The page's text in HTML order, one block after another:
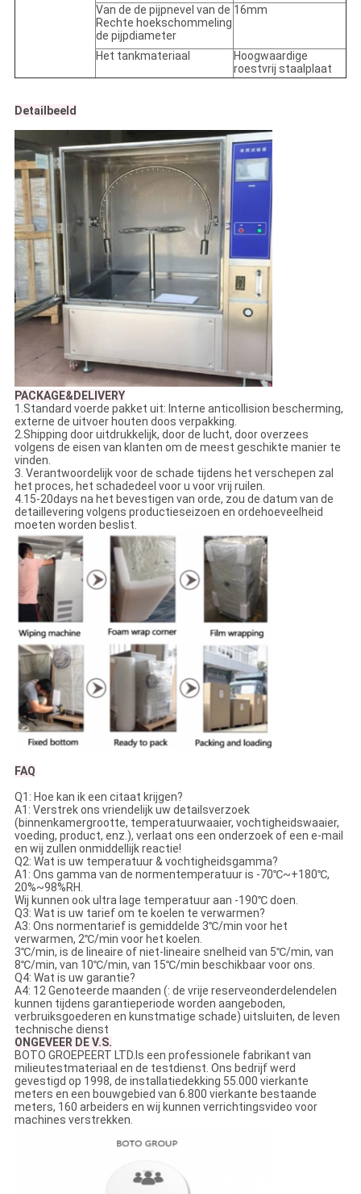
Van de de pijpnevel van de
Rechte hoekschommeling
de pijpdiameter
16mm
Het tankmateriaal
Hoogwaardige
roestvrij staalplaat
Detailbeeld
PACKAGE&DELIVERY
1.Standard voerde pakket uit: Interne anticollision bescherming,
externe de uitvoer houten doos verpakking.
2.Shipping door uitdrukkelijk, door de lucht, door overzees
volgens de eisen van klanten om de meest geschikte manier te
vinden.
3. Verantwoordelijk voor de schade tijdens het verschepen zal
het proces, het schadedeel voor u voor vrij ruilen.
4.15-20days na het bevestigen van orde, zou de datum van de
detaillevering volgens productieseizoen en ordehoeveelheid
moeten worden beslist.
FAQ
Q1: Hoe kan ik een citaat krijgen?
A1: Verstrek ons vriendelijk uw detailsverzoek
(binnenkamergrootte, temperatuurwaaier, vochtigheidswaaier,
voeding, product, enz.), verlaat ons een onderzoek of een e-mail
en wij zullen onmiddellijk reactie!
Q2: Wat is uw temperatuur & vochtigheidsgamma?
A1: Ons gamma van de normentemperatuur is -70℃~+180℃,
20%~98%RH.
Wij kunnen ook ultra lage temperatuur aan -190℃ doen.
Q3: Wat is uw tarief om te koelen te verwarmen?
A3: Ons normentarief is gemiddelde 3℃/min voor het
verwarmen, 2℃/min voor het koelen.
3℃/min, is de lineaire of niet-lineaire snelheid van 5℃/min, van
8℃/min, van 10℃/min, van 15℃/min beschikbaar voor ons.
Q4: Wat is uw garantie?
A4: 12 Genoteerde maanden (: de vrije reserveonderdelendelen
kunnen tijdens garantieperiode worden aangeboden,
verbruiksgoederen en kunstmatige schade) uitsluiten, de leven
technische dienst
ONGEVEER DE V.S.
BOTO GROEPEERT LTD.Is een professionele fabrikant van
milieutestmateriaal en de testdienst. Ons bedrijf werd
gevestigd op 1998, de installatiedekking 55.000 vierkante
meters en een bouwgebied van 6.800 vierkante bestaande
meters, 160 arbeiders en wij kunnen verrichtingsvideo voor
machines verstrekken.